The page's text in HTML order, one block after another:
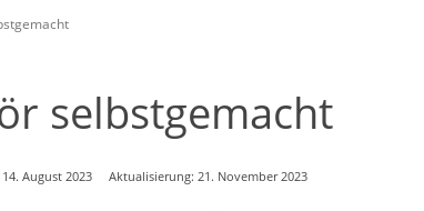
selbstgemacht
14. August 2023 Aktualisierung: 21. November 2023